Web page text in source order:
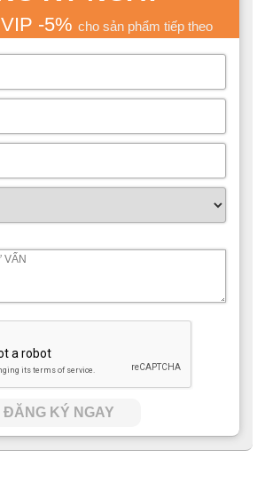
VIP -5% cho sản phẩm tiếp theo
ĐĂNG KÝ NGAY